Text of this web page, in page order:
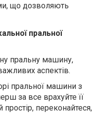
що дозволяють
пральної
пральну машину,
аспектів.
пральної машини з
за все врахуйте її
переконайтеся,